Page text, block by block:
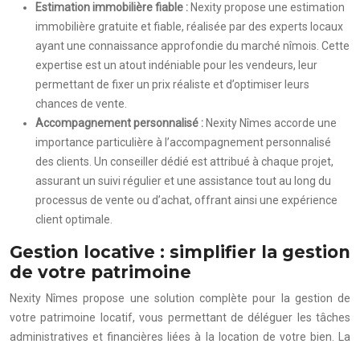
Estimation immobilière fiable : Nexity propose une estimation
immobilière gratuite et fiable, réalisée par des experts locaux
ayant une connaissance approfondie du marché nîmois. Cette
expertise est un atout indéniable pour les vendeurs, leur
permettant de fixer un prix réaliste et d’optimiser leurs
chances de vente.
Accompagnement personnalisé : Nexity Nîmes accorde une
importance particulière à l’accompagnement personnalisé
des clients. Un conseiller dédié est attribué à chaque projet,
assurant un suivi régulier et une assistance tout au long du
processus de vente ou d’achat, offrant ainsi une expérience
client optimale.
Gestion locative : simplifier la gestion
de votre patrimoine
Nexity Nîmes propose une solution complète pour la gestion de
votre patrimoine locatif, vous permettant de déléguer les tâches
administratives et financières liées à la location de votre bien. La